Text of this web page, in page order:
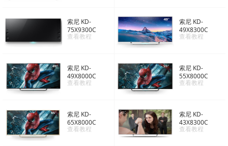
索尼 KD-
75X9300C
查看教程
索尼 KD-
49X8300C
查看教程
索尼 KD-
49X8000C
查看教程
索尼 KD-
55X8000C
查看教程
索尼 KD-
65X8000C
查看教程
索尼 KD-
43X8300C
查看教程